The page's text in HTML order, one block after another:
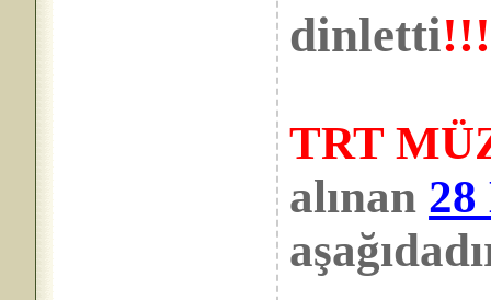
dinletti
TRT
alınan 28